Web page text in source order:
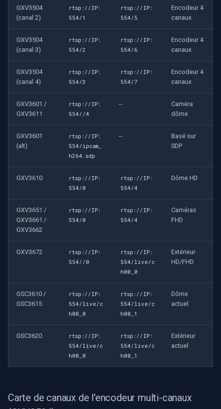
GXV3504
(canal 2)
rtsp://IP:
554/1
rtsp://IP:
554/5
Encodeur 4
canaux
GXV3504
(canal 3)
rtsp://IP:
554/2
rtsp://IP:
554/6
Encodeur 4
canaux
GXV3504
(canal 4)
rtsp://IP:
554/3
rtsp://IP:
554/7
Encodeur 4
canaux
GXV3601 /
GXV3611
rtsp://IP:
554//4
--
Caméra
dôme
GXV3601
(alt)
rtsp://IP:
554/ipcam_
h264.sdp
--
Basé sur
SDP
GXV3610
rtsp://IP:
554/0
rtsp://IP:
554/4
Dôme HD
GXV3651 /
GXV3661 /
GXV3662
rtsp://IP:
554/0
rtsp://IP:
554/4
Caméras
FHD
GXV3672
rtsp://IP:
554//0
rtsp://IP:
554/live/c
h00_0
Extérieur
HD/FHD
GSC3610 /
GSC3615
rtsp://IP:
554/live/c
h00_0
rtsp://IP:
554/live/c
h00_1
Dôme
actuel
GSC3620
rtsp://IP:
554/live/c
h00_0
rtsp://IP:
554/live/c
h00_1
Extérieur
actuel
Carte de canaux de l'encodeur multi-canaux